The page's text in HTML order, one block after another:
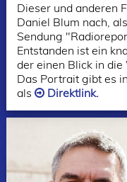
Dieser und anderen
Daniel Blum nach,
Sendung
Entstanden ist ein
der einen Blick in
Das Portrait gibt es
als
Direktlink.